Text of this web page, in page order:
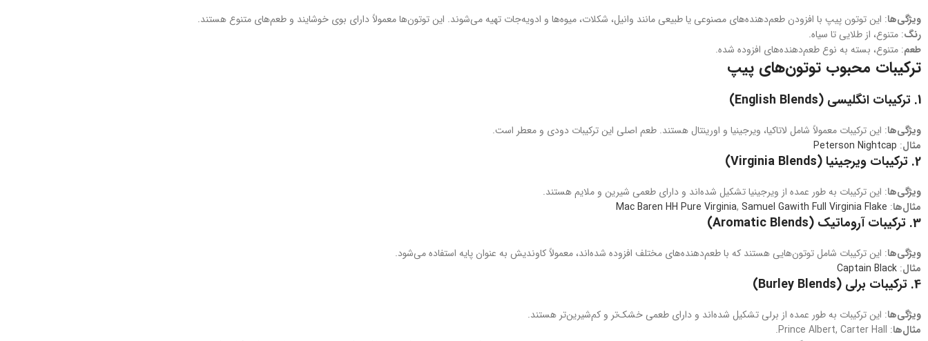
ویژگی‌ها: این توتون‌ پیپ با افزودن طعم‌دهنده‌های مصنوعی یا طبیعی مانند وانیل، شکلات، میوه‌ها و ادویه‌جات تهیه می‌شوند. این توتون‌ها معمولاً دارای بوی خوشایند و طعم‌های متنوع هستند.
رنگ: متنوع، از طلایی تا سیاه.
طعم: متنوع، بسته به نوع طعم‌دهنده‌های افزوده شده.
ترکیبات محبوب توتون‌های پیپ
1. ترکیبات انگلیسی (English Blends)
ویژگی‌ها: این ترکیبات معمولاً شامل لاتاکیا، ویرجینیا و اورینتال هستند. طعم اصلی این ترکیبات دودی و معطر است.
مثال‌:
Peterson Nightcap
2. ترکیبات ویرجینیا (Virginia Blends)
ویژگی‌ها: این ترکیبات به طور عمده از ویرجینیا تشکیل شده‌اند و دارای طعمی شیرین و ملایم هستند.
مثال‌ها:
Mac Baren HH Pure Virginia, Samuel Gawith Full Virginia Flake
3. ترکیبات آروماتیک (Aromatic Blends)
ویژگی‌ها: این ترکیبات شامل توتون‌هایی هستند که با طعم‌دهنده‌های مختلف افزوده شده‌اند، معمولاً کاوندیش به عنوان پایه استفاده می‌شود.
مثال‌:
Captain Black
4. ترکیبات برلی (Burley Blends)
ویژگی‌ها: این ترکیبات به طور عمده از برلی تشکیل شده‌اند و دارای طعمی خشک‌تر و کم‌شیرین‌تر هستند.
مثال‌ها: Prince Albert, Carter Hall.